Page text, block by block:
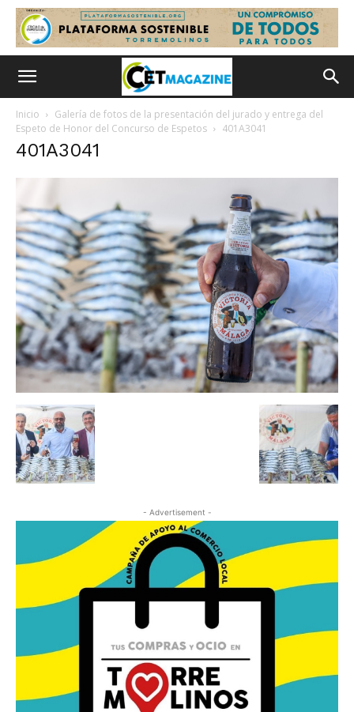
Inicio
Galería de fotos de la presentación del jurado y entrega del
Espeto de Honor del Concurso de Espetos
401A3041
401A3041
- Advertisement -